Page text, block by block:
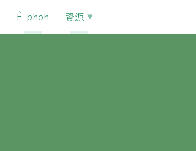
È-phoh 資源